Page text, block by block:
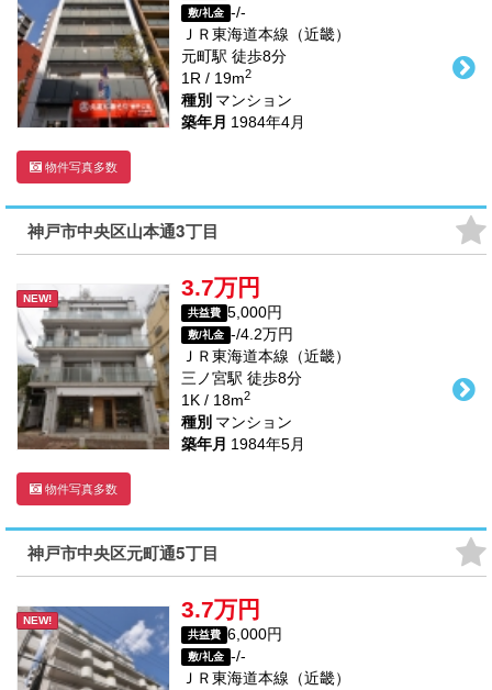
物件写真多数
敷/礼金 -/-
ＪＲ東海道本線（近畿）
元町駅 徒歩8分
1R / 19m2
種別 マンション
築年月 1984年4月
神戸市中央区山本通3丁目
NEW!
物件写真多数
3.7万円
共益費 5,000円
敷/礼金 -/4.2万円
ＪＲ東海道本線（近畿）
三ノ宮駅 徒歩8分
1K / 18m2
種別 マンション
築年月 1984年5月
神戸市中央区元町通5丁目
NEW! 3.7万円
共益費 6,000円
敷/礼金 -/-
ＪＲ東海道本線（近畿）